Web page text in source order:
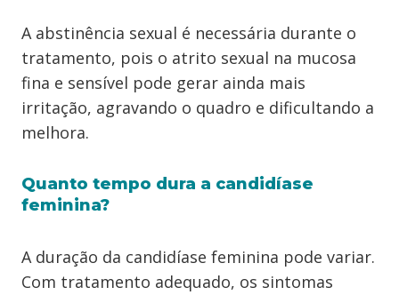
A abstinência sexual é necessária durante o
tratamento, pois o atrito sexual na mucosa
fina e sensível pode gerar ainda mais
irritação, agravando o quadro e dificultando a
melhora.
Quanto tempo dura a candidíase
feminina?
A duração da candidíase feminina pode variar.
Com tratamento adequado, os sintomas